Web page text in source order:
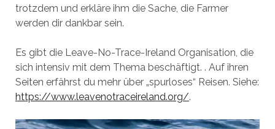
trotzdem und erkläre ihm die Sache, die Farmer
werden dir dankbar sein.
Es gibt die Leave-No-Trace-Ireland Organisation, die
sich intensiv mit dem Thema beschäftigt. . Auf ihren
Seiten erfährst du mehr über „spurloses“ Reisen. Siehe:
https://www.leavenotraceireland.org/.